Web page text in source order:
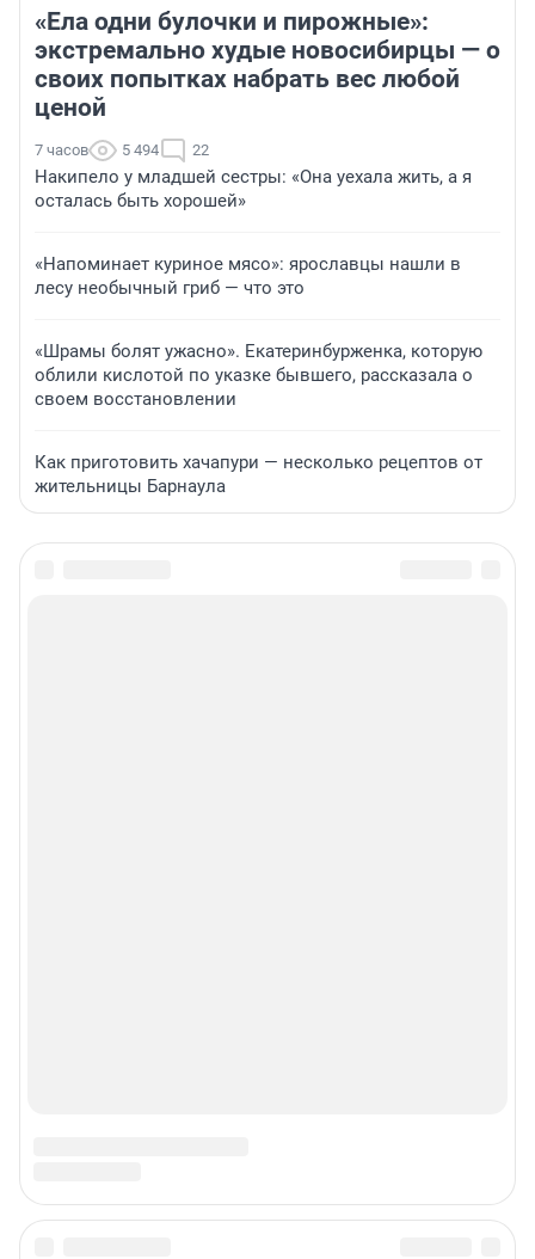
«Ела одни булочки и пирожные»:
экстремально худые новосибирцы — о
своих попытках набрать вес любой
ценой
7 часов 5 494 22
Накипело у младшей сестры: «Она уехала жить, а я
осталась быть хорошей»
«Напоминает куриное мясо»: ярославцы нашли в
лесу необычный гриб — что это
«Шрамы болят ужасно». Екатеринбурженка, которую
облили кислотой по указке бывшего, рассказала о
своем восстановлении
Как приготовить хачапури — несколько рецептов от
жительницы Барнаула